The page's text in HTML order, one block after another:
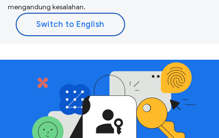
mengandung kesalahan.